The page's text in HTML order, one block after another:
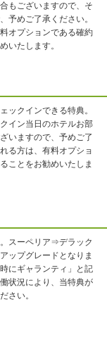
もございますので、そ
予めご了承ください。
オプションである確約
いたします。
ックインできる特典。
イン当日のホテルお部
いますので、予めご了
る方は、有料オプショ
ことをお勧めいたしま
スーペリア⇒デラック
ップグレードとなりま
にギャランティ」と記
状況により、当特典が
さい。